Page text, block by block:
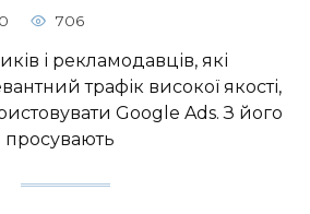
0 706
і рекламодавців, які
трафік високої якості,
Google Ads. З його